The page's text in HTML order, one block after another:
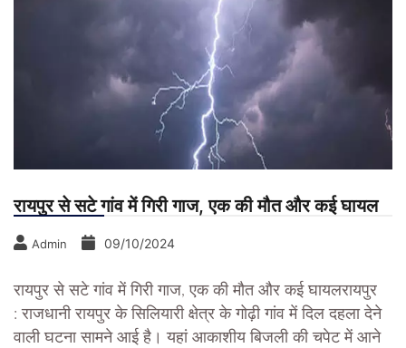
रायपुर से सटे गांव में गिरी गाज, एक की मौत और कई घायल
Admin 09/10/2024
रायपुर से सटे गांव में गिरी गाज, एक की मौत और कई घायलरायपुर
: राजधानी रायपुर के सिलियारी क्षेत्र के गोढ़ी गांव में दिल दहला देने
वाली घटना सामने आई है। यहां आकाशीय बिजली की चपेट में आने